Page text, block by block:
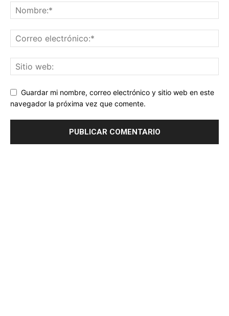
Guardar mi nombre, correo electrónico y sitio web en este
navegador la próxima vez que comente.